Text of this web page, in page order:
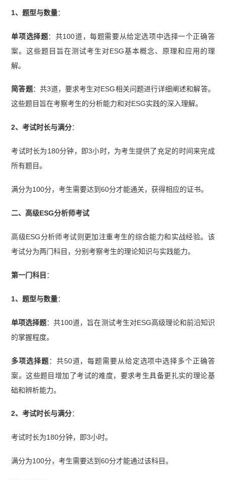
科技案例-2023长青科技ESG报告（英文版）】
课程大纲及师资介绍】
1、题型与数量：
单项选择题：共100道，每题需要从给定选项中选择一个正确答
案。这些题目旨在测试考生对ESG基本概念、原理和应用的理
解。
简答题：共3道，要求考生对ESG相关问题进行详细阐述和解答。
这些题目旨在考察考生的分析能力和对ESG实践的深入理解。
2、考试时长与满分：
考试时长为180分钟，即3小时，为考生提供了充足的时间来完成
所有题目。
满分为100分，考生需要达到60分才能通关，获得相应的证书。
二、高级ESG分析师考试
高级ESG分析师考试则更加注重考生的综合能力和实战经验。该
考试分为两门科目，分别考察考生的理论知识与实践能力。
第一门科目 ：
1、题型与数量：
单项选择题：共100道，旨在测试考生对ESG高级理论和前沿知识
的掌握程度。
多项选择题：共50道，每题需要从给定选项中选择多个正确答
案。这些题目增加了考试的难度，要求考生具备更扎实的理论基
础和辨析能力。
2、考试时长与满分：
考试时长为180分钟，即3小时。
满分为100分，考生需要达到60分才能通过该科目。